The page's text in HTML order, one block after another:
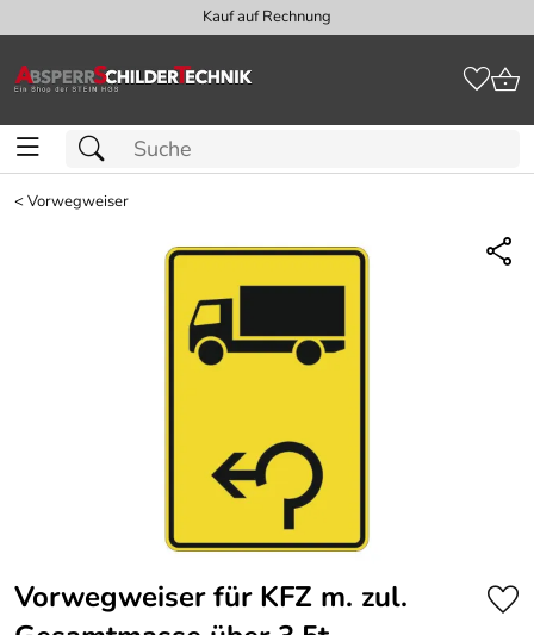
Kauf auf Rechnung
<Vorwegweiser
Vorwegweiser für KFZ m. zul.